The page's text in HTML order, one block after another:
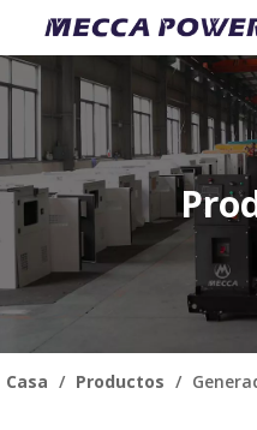
Casa / Productos /